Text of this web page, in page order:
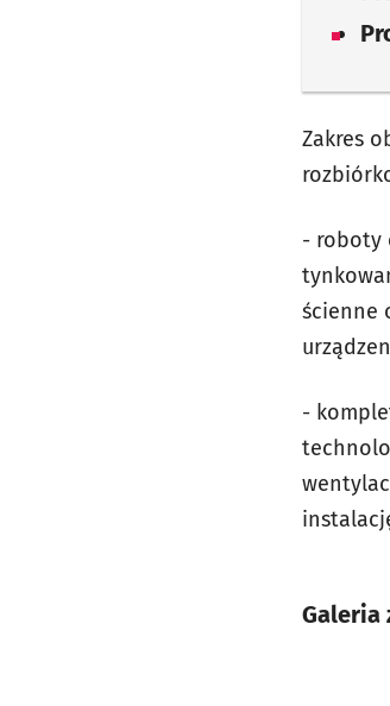
Zakres
- roboty
ścienne
-
Galeria